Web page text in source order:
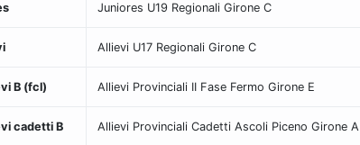
Juniores U19 Regionali Girone C
Allievi U17 Regionali Girone C
B (fcl) Allievi Provinciali II Fase Fermo Girone E
cadetti B Allievi Provinciali Cadetti Ascoli Piceno Girone A